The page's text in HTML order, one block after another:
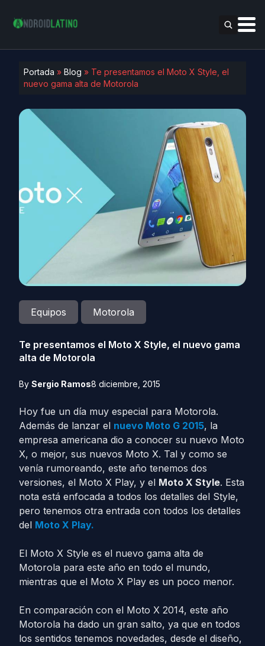
Portada » Blog » Te presentamos el Moto X Style, el
nuevo gama alta de Motorola
Equipos Motorola
Te presentamos el Moto X Style, el nuevo gama
alta de Motorola
By Sergio Ramos8 diciembre, 2015
Hoy fue un día muy especial para Motorola.
Además de lanzar el nuevo Moto G 2015, la
empresa americana dio a conocer su nuevo Moto
X, o mejor, sus nuevos Moto X. Tal y como se
venía rumoreando, este año tenemos dos
versiones, el Moto X Play, y el Moto X Style. Esta
nota está enfocada a todos los detalles del Style,
pero tenemos otra entrada con todos los detalles
del Moto X Play.
El Moto X Style es el nuevo gama alta de
Motorola para este año en todo el mundo,
mientras que el Moto X Play es un poco menor.
En comparación con el Moto X 2014, este año
Motorola ha dado un gran salto, ya que en todos
los sentidos tenemos novedades, desde el diseño,